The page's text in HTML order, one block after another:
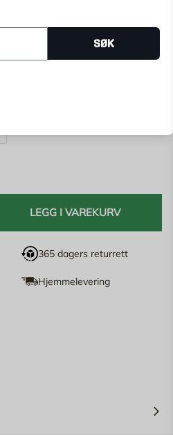
SØK
i kassen
å se lagerstatus
LEGG I VAREKURV
365 dagers returrett
Hjemmelevering